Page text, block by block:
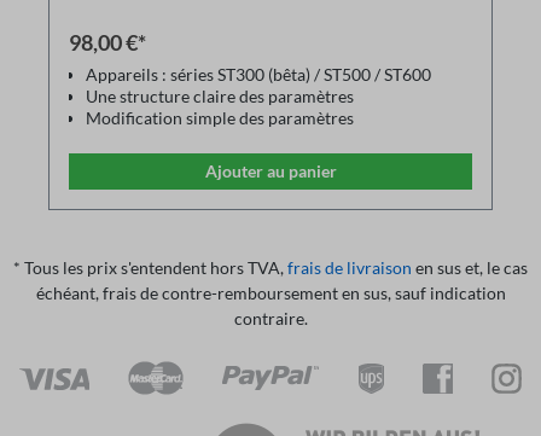
98,00 €*
Appareils : séries ST300 (bêta) / ST500 / ST600
Une structure claire des paramètres
Modification simple des paramètres
et imprimés via une imprimante
Les fichiers de paramètres enregistrés peuvent être
rechargés comme sauvegarde
Ajouter au panier
* Tous les prix s'entendent hors TVA, frais de livraison en sus et, le cas
échéant, frais de contre-remboursement en sus, sauf indication
contraire.